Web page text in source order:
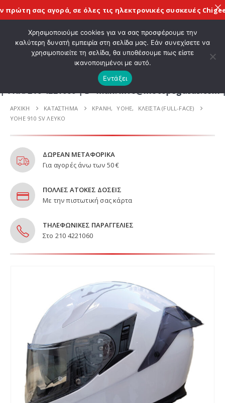
ΚΑΛΩΣ ΗΡΘΑΤΕ ΣΤΟ E-SHOP ΜΟΤΟ ΠΗΓΑΣΟΣ !
| E - mail: info@motopegasus.com | ΕΠΙΣΗΜΟΣ
ΑΡΧΙΚΉ ΚΑΤΆΣΤΗΜΑ ΚΡΑΝΗ, YOHE,
ΚΛΕΙΣΤΑ (FULL-FACE)
YOHE 910 SV ΛΕΥΚΟ
ΔΩΡΕΑΝ ΜΕΤΑΦΟΡΙΚΑ
Για αγορές άνω των 50 €
ΠΟΛΛΕΣ ΑΤΟΚΕΣ ΔΟΣΕΙΣ
Με την πιστωτική σας κάρτα
ΤΗΛΕΦΩΝΙΚΕΣ ΠΑΡΑΓΓΕΛΙΕΣ
Στο 210 4221060
σας αγορά, σε όλες τις ηλεκτρονικές συσκευές Chigeeμε
Χρησιμοποιούμε cookies για να σας προσφέρουμε την
καλύτερη δυνατή εμπειρία στη σελίδα μας. Εάν συνεχίσετε να
χρησιμοποιείτε τη σελίδα, θα υποθέσουμε πως είστε
ικανοποιημένοι με αυτό.
Εντάξει